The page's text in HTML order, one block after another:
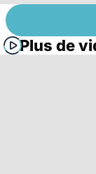
Plus de